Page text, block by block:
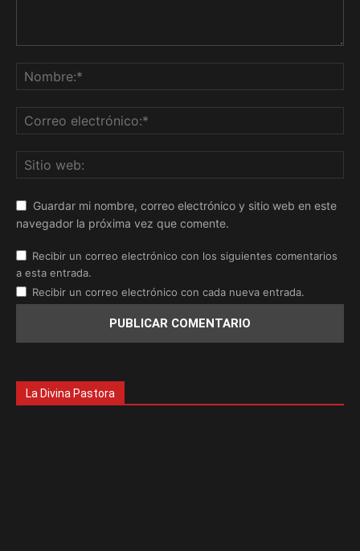
Guardar mi nombre, correo electrónico y sitio web en este
navegador la próxima vez que comente.
Recibir un correo electrónico con los siguientes comentarios
a esta entrada.
Recibir un correo electrónico con cada nueva entrada.
La Divina Pastora